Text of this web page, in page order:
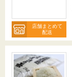
店舗まとめて
配送